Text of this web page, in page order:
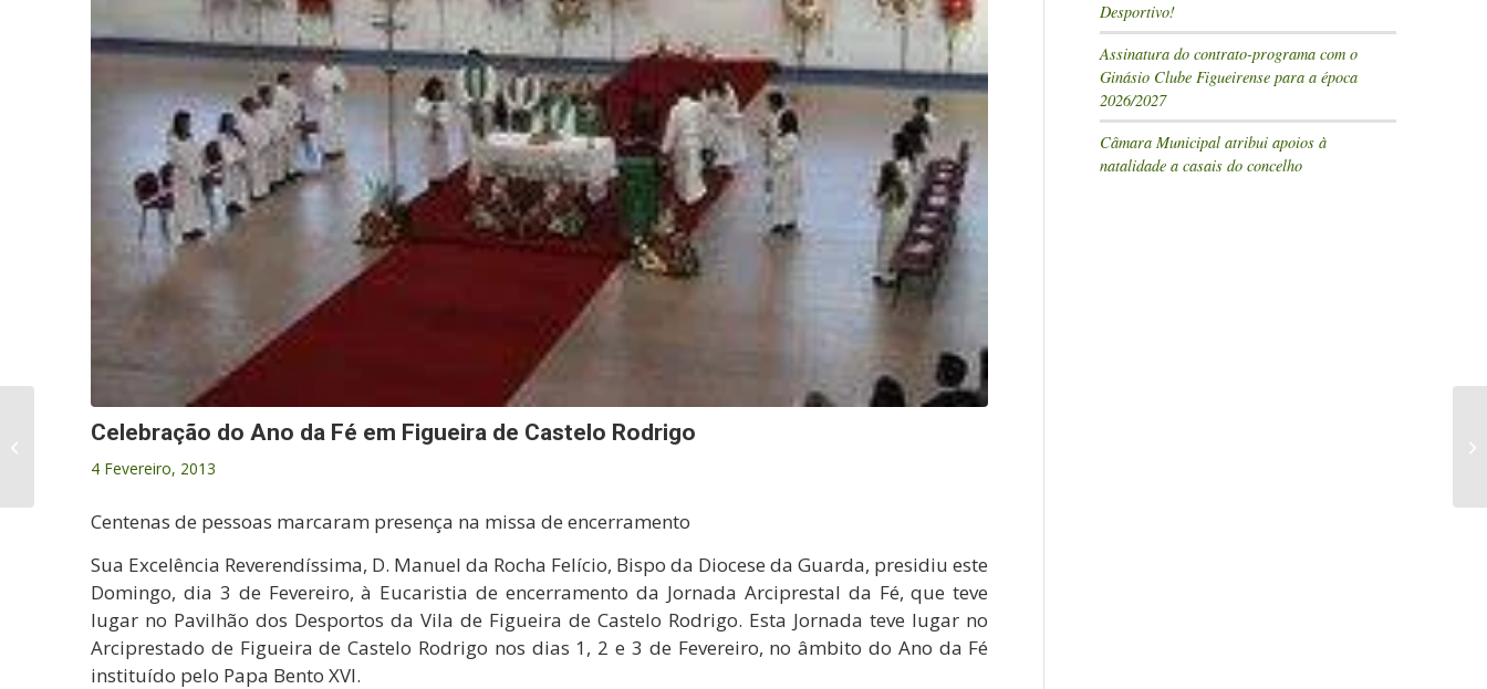
Celebração do Ano da Fé em Figueira de Castelo Rodrigo
4 Fevereiro, 2013
Centenas de pessoas marcaram presença na missa de encerramento
Sua Excelência Reverendíssima, D. Manuel da Rocha Felício, Bispo da Diocese da Guarda, presidiu este
Domingo, dia 3 de Fevereiro, à Eucaristia de encerramento da Jornada Arciprestal da Fé, que teve
lugar no Pavilhão dos Desportos da Vila de Figueira de Castelo Rodrigo. Esta Jornada teve lugar no
Arciprestado de Figueira de Castelo Rodrigo nos dias 1, 2 e 3 de Fevereiro, no âmbito do Ano da Fé
instituído pelo Papa Bento XVI.
Desportivo!
Assinatura do contrato-programa com o
Ginásio Clube Figueirense para a época
2026/2027
Câmara Municipal atribui apoios à
natalidade a casais do concelho
Passatempo –
National Geographic
Aldeias Históricas de